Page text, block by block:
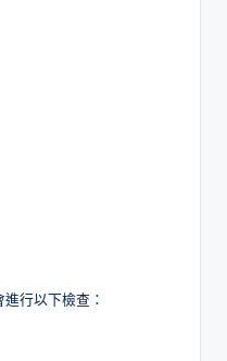
行以下檢查：